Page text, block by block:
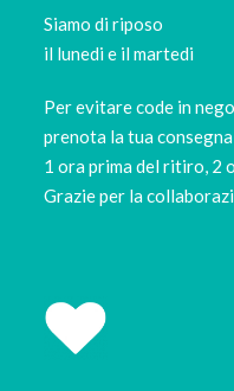
Siamo di riposo
il lunedi e il martedi
Per evitare code in
prenota la tua
1 ora prima del ritiro, 2
Grazie per la